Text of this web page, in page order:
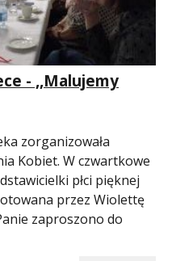
- ,,Malujemy
zorganizowała
Kobiet. W czwartkowe
płci pięknej
przez Wiolettę
zaproszono do